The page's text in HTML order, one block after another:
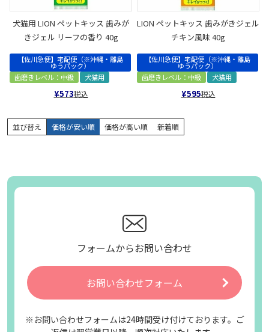
犬猫用 LION ペットキッス 歯みが
きジェル リーフの香り 40g
【佐川急便】宅配便（※沖縄・離島
ゆうパック）
歯磨きレベル：中級
犬猫用
¥573税込
LION ペットキッス 歯みがきジェル
チキン風味 40g
【佐川急便】宅配便（※沖縄・離島
ゆうパック）
歯磨きレベル：中級
犬猫用
¥595税込
並び替え 価格が安い順 価格が高い順 新着順
フォームからお問い合わせ
お問い合わせフォーム
※お問い合わせフォームは24時間受け付けております。ご